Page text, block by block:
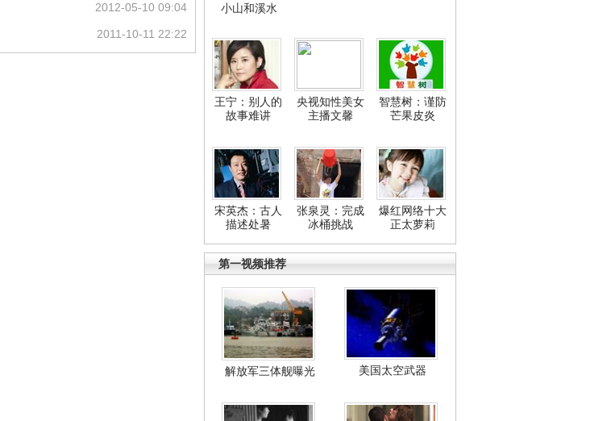
小山和溪水
王宁：别人的
故事难讲
央视知性美女
主播文馨
智慧树：谨防
芒果皮炎
宋英杰：古人
描述处暑
张泉灵：完成
冰桶挑战
爆红网络十大
正太萝莉
第一视频推荐
解放军三体舰曝光 美国太空武器
2012-05-10 09:04
2011-10-11 22:22